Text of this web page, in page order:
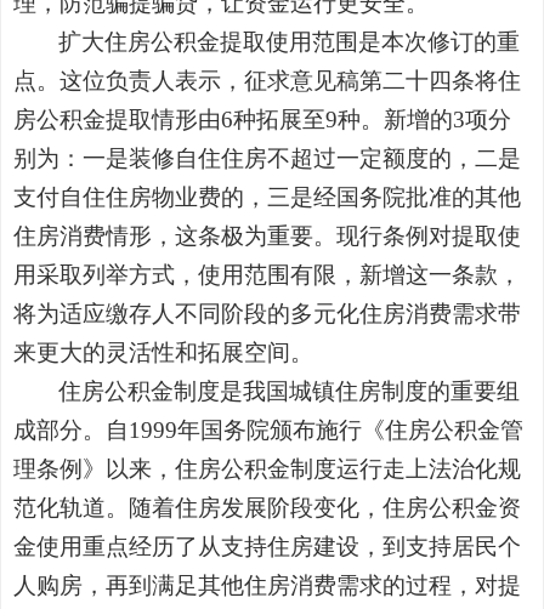
扩大住房公积金提取使用范围是本次修订的重
点。这位负责人表示，征求意见稿第二十四条将住
房公积金提取情形由6种拓展至9种。新增的3项分
别为：一是装修自住住房不超过一定额度的，二是
支付自住住房物业费的，三是经国务院批准的其他
住房消费情形，这条极为重要。现行条例对提取使
用采取列举方式，使用范围有限，新增这一条款，
将为适应缴存人不同阶段的多元化住房消费需求带
来更大的灵活性和拓展空间。
住房公积金制度是我国城镇住房制度的重要组
成部分。自1999年国务院颁布施行《住房公积金管
理条例》以来，住房公积金制度运行走上法治化规
范化轨道。随着住房发展阶段变化，住房公积金资
金使用重点经历了从支持住房建设，到支持居民个
人购房，再到满足其他住房消费需求的过程，对提